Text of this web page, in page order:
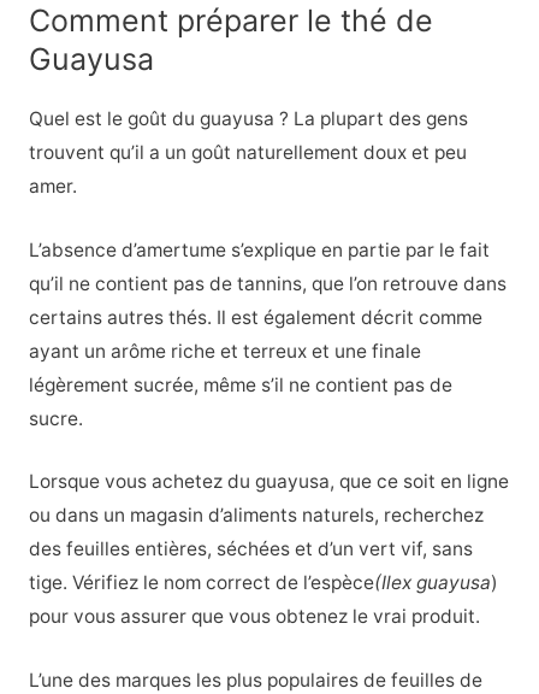
Comment préparer le thé de
Guayusa
Quel est le goût du guayusa ? La plupart des gens
trouvent qu’il a un goût naturellement doux et peu
amer.
L’absence d’amertume s’explique en partie par le fait
qu’il ne contient pas de tannins, que l’on retrouve dans
certains autres thés. Il est également décrit comme
ayant un arôme riche et terreux et une finale
légèrement sucrée, même s’il ne contient pas de
sucre.
Lorsque vous achetez du guayusa, que ce soit en ligne
ou dans un magasin d’aliments naturels, recherchez
des feuilles entières, séchées et d’un vert vif, sans
tige. Vérifiez le nom correct de l’espèce(Ilex guayusa)
pour vous assurer que vous obtenez le vrai produit.
L’une des marques les plus populaires de feuilles de